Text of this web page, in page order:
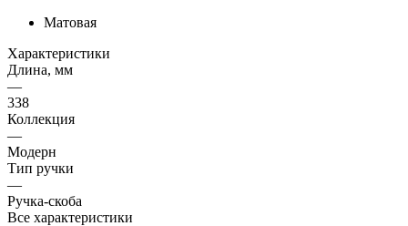
Матовая
Характеристики
Длина, мм
—
338
Коллекция
—
Модерн
Тип ручки
—
Ручка-скоба
Все характеристики